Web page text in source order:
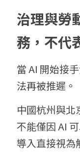
治理與勞
務，不代
當 AI 開始接
法再被推遲。
中國杭州與北
不能僅因 AI
導入直接視為